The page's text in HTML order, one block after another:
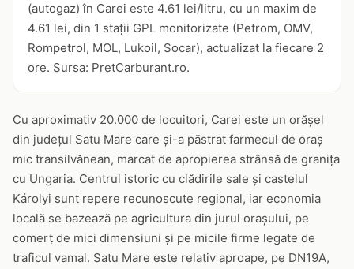
(autogaz) în Carei este 4.61 lei/litru, cu un maxim de
4.61 lei, din 1 stații GPL monitorizate (Petrom, OMV,
Rompetrol, MOL, Lukoil, Socar), actualizat la fiecare 2
ore. Sursa: PretCarburant.ro.
Cu aproximativ 20.000 de locuitori, Carei este un orășel
din județul Satu Mare care și-a păstrat farmecul de oraș
mic transilvănean, marcat de apropierea strânsă de granița
cu Ungaria. Centrul istoric cu clădirile sale și castelul
Károlyi sunt repere recunoscute regional, iar economia
locală se bazează pe agricultura din jurul orașului, pe
comerț de mici dimensiuni și pe micile firme legate de
traficul vamal. Satu Mare este relativ aproape, pe DN19A,